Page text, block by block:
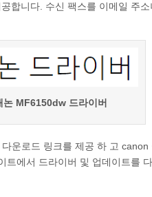
합니다. 수신 팩스를 이메일 주
논 MF6150dw 드라이버
운로드 링크를 제공 하 고
트에서 드라이버 및 업데이트를